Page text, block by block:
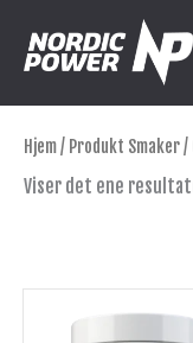
rett
Hjem/ Produkt Smaker
Viser det ene